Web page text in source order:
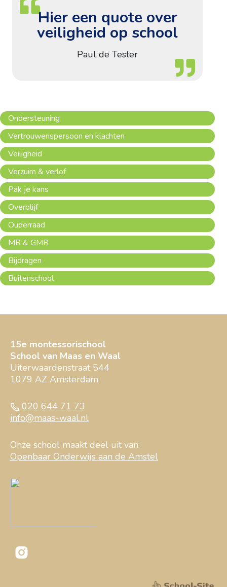
Hier een quote over
veiligheid op school
Paul de Tester
Ondersteuning
Vertrouwenspersoon en klachten
Veiligheid
Verzuim & verlof
Pak je kans
Overblijf
Ouderraad
MR & GMR
Bijdragen
Buitenschool
15e montessorischool
School van Maas en Waal
Uiterwaardenstraat 544
1079 AZ Amsterdam
020 644 71 73
info@maas-waal.nl
Onze school maakt deel uit van:
Openbaar Onderwijs aan de Amstel